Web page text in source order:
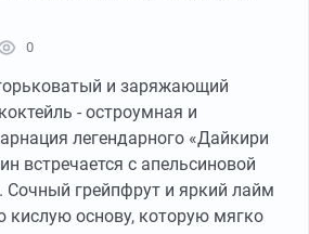
0
и заряжающий
- остроумная и
легендарного «Дайкири
встречается с апельсиновой
Сочный грейпфрут и яркий лайм
кислую основу, которую мягко